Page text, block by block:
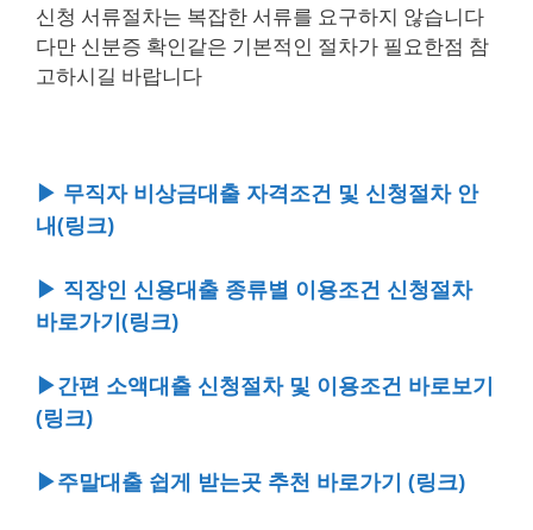
신청 서류절차는 복잡한 서류를 요구하지 않습니다
다만 신분증 확인같은 기본적인 절차가 필요한점 참
고하시길 바랍니다
▶ 무직자 비상금대출 자격조건 및 신청절차 안
내(링크)
▶ 직장인 신용대출 종류별 이용조건 신청절차
바로가기(링크)
▶간편 소액대출 신청절차 및 이용조건 바로보기
(링크)
▶주말대출 쉽게 받는곳 추천 바로가기 (링크)